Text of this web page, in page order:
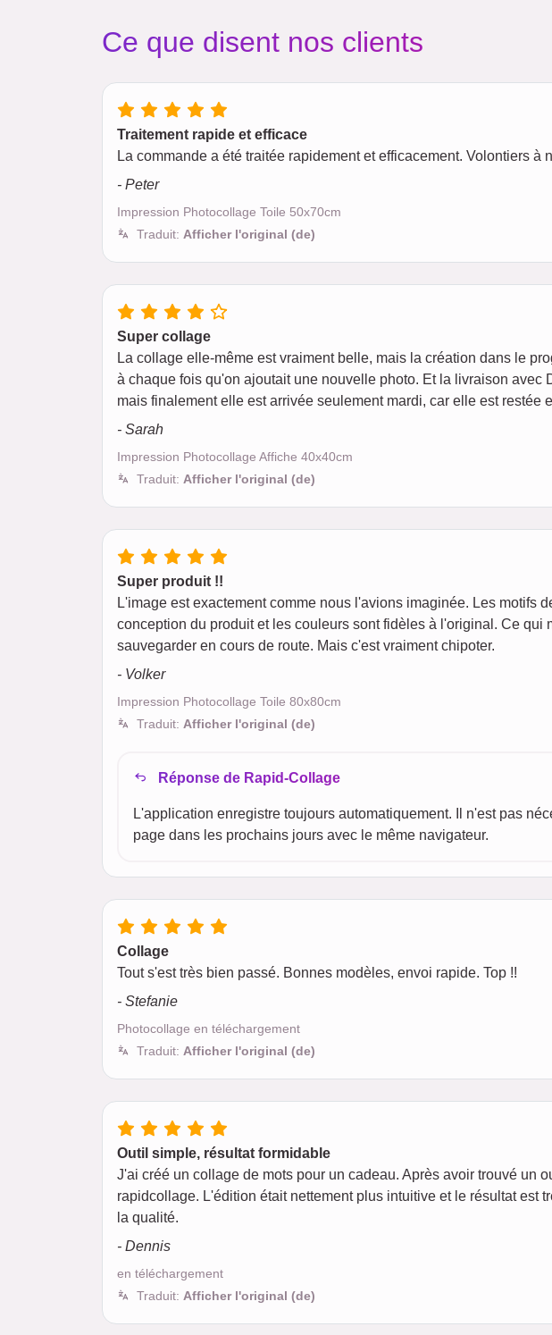
Ce que disent nos clients
Traitement rapide et efficace
La commande a été traitée rapidement et efficacement. Volontiers à
- Peter
Impression Photocollage Toile 50x70cm
Traduit: Afficher l'original (de)
Super collage
La collage elle-même est vraiment belle, mais la création dans le
à chaque fois qu'on ajoutait une nouvelle photo. Et la livraison
mais finalement elle est arrivée seulement mardi, car elle est restée
- Sarah
Impression Photocollage Affiche 40x40cm
Traduit: Afficher l'original (de)
Super produit !!
L'image est exactement comme nous l'avions imaginée. Les motifs
conception du produit et les couleurs sont fidèles à l'original. Ce
sauvegarder en cours de route. Mais c'est vraiment chipoter.
- Volker
Impression Photocollage Toile 80x80cm
Traduit: Afficher l'original (de)
Réponse de Rapid-Collage
L'application enregistre toujours automatiquement. Il n'est pas
page dans les prochains jours avec le même navigateur.
Collage
Tout s'est très bien passé. Bonnes modèles, envoi rapide. Top !!
- Stefanie
Photocollage en téléchargement
Traduit: Afficher l'original (de)
Outil simple, résultat formidable
J'ai créé un collage de mots pour un cadeau. Après avoir trouvé un
rapidcollage. L'édition était nettement plus intuitive et le résultat est
la qualité.
- Dennis
en téléchargement
Traduit: Afficher l'original (de)